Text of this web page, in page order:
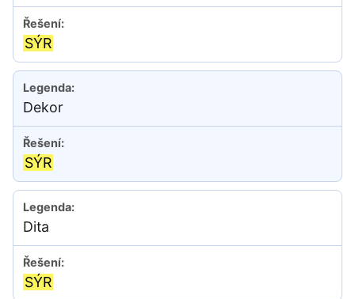
SÝR
Dekor
SÝR
Dita
SÝR